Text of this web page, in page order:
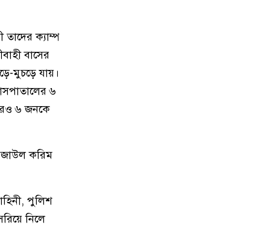
তাদের ক্যাম্প
বাসের
মুচড়ে যায়।
৬
৬ জনকে
করিম
পুলিশ
নিলে